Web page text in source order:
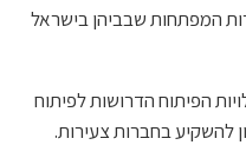
המפתחות שבביהן בישראל
הפיתוח הדרושות לפיתוח
להשקיע בחברות צעירות.